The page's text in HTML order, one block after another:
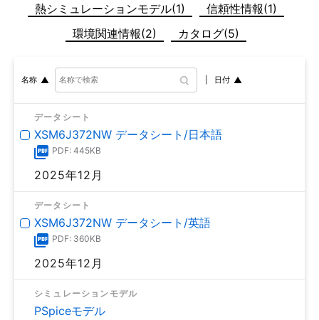
熱シミュレーションモデル(1)
信頼性情報(1)
環境関連情報(2)
カタログ(5)
名称 日付
データシート
XSM6J372NW データシート/日本語
PDF: 445KB
2025年12月
データシート
XSM6J372NW データシート/英語
PDF: 360KB
2025年12月
シミュレーションモデル
PSpiceモデル